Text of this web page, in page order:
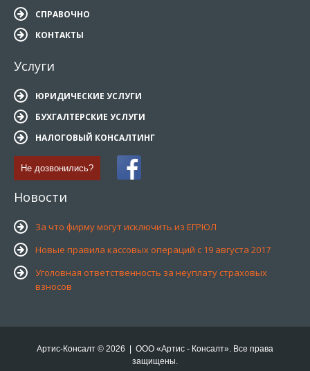
СПРАВОЧНО
КОНТАКТЫ
Услуги
ЮРИДИЧЕСКИЕ УСЛУГИ
БУХГАЛТЕРСКИЕ УСЛУГИ
НАЛОГОВЫЙ КОНСАЛТИНГ
Не дозвонились?
Новости
За что фирму могут исключить из ЕГРЮЛ
Новые правила кассовых операций с 19 августа 2017
Уголовная ответственность за неуплату страховых
взносов
Артис-Консалт © 2026 | ООО «Артис - Консалт». Все права
защищены.